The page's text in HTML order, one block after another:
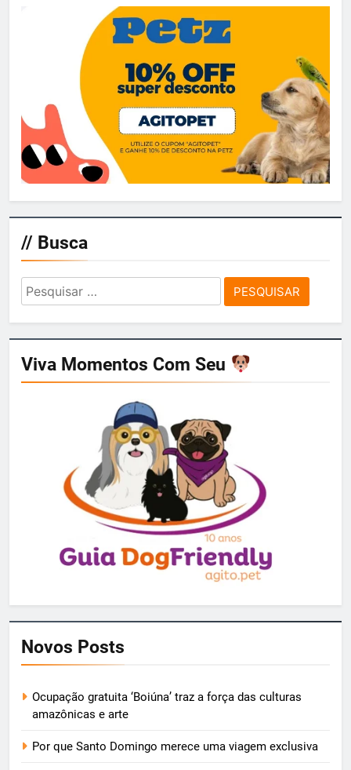
// Busca
Pesquisar
por:
Viva Momentos Com Seu
Novos Posts
Ocupação gratuita ‘Boiúna’ traz a força das culturas
amazônicas e arte
Por que Santo Domingo merece uma viagem exclusiva